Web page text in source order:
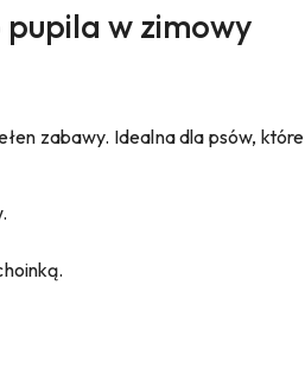
w zimowy
zabawy. Idealna dla psów, które